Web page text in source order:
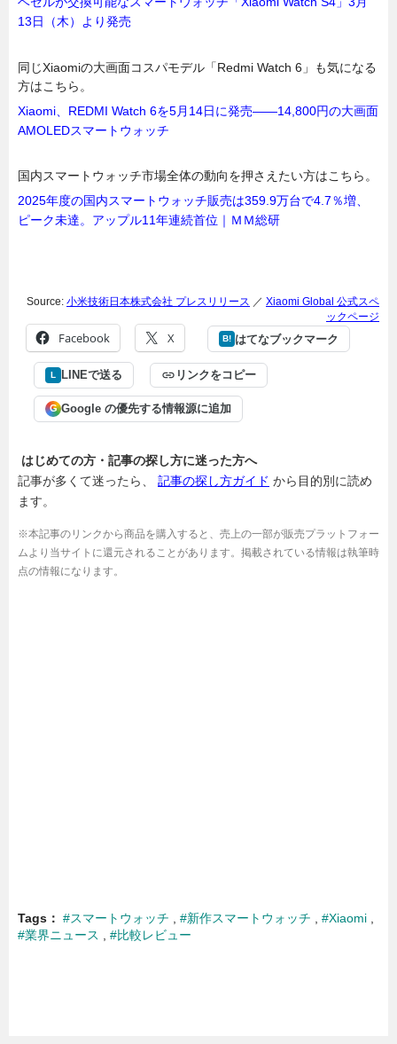
13日（木）より発売
同じXiaomiの大画面コスパモデル「Redmi Watch 6」も気になる
方はこちら。
Xiaomi、REDMI Watch 6を5月14日に発売——14,800円の大画面
AMOLEDスマートウォッチ
国内スマートウォッチ市場全体の動向を押さえたい方はこちら。
2025年度の国内スマートウォッチ販売は359.9万台で4.7％増、
ピーク未達。アップル11年連続首位｜ＭＭ総研
Source: 小米技術日本株式会社 プレスリリース ／ Xiaomi Global 公式スペ
ックページ
Facebook X B! はてなブックマーク
L LINEで送る リンクをコピー
G Google の優先する情報源に追加
はじめての方・記事の探し方に迷った方へ
記事が多くて迷ったら、 記事の探し方ガイド から目的別に読め
ます。
※本記事のリンクから商品を購入すると、売上の一部が販売プラットフォー
ムより当サイトに還元されることがあります。掲載されている情報は執筆時
点の情報になります。
Tags #スマートウォッチ #新作スマートウォッチ
#Xiaomi
#業界ニュース
#比較レビュー